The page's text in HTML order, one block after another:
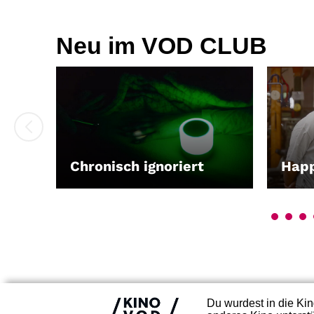
Du wurdest in die
Neu im VOD CLUB
Chronisch ignoriert
LEIHEN